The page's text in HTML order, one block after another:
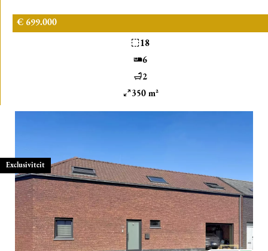
€ 699.000
18
6
2
350 m²
Exclusiviteit